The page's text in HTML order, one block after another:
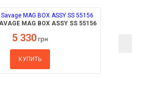
MAG BOX ASSY SS 55156
5 330 грн
КУПИТЬ